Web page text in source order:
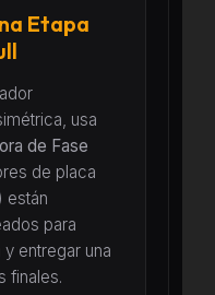
Etapa
usa
de Fase
de placa
están
para
entregar una
finales.